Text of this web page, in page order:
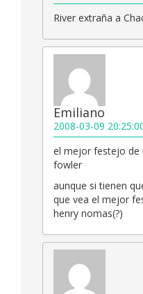
River extraña a
Emiliano
2008-03-09
el mejor festejo de
fowler
aunque si tienen
que vea el mejor
henry nomas(?)